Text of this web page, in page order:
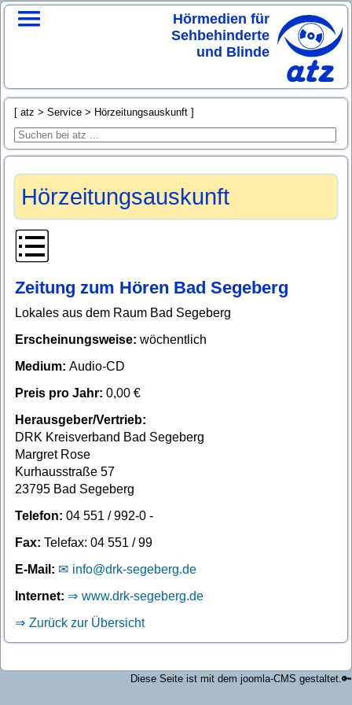
Hörmedien für
Sehbehinderte
und Blinde
atz Service Hörzeitungsauskunft
Hörzeitungsauskunft
Zeitung zum Hören Bad Segeberg
Lokales aus dem Raum Bad Segeberg
Erscheinungsweise: wöchentlich
Medium: Audio-CD
Preis pro Jahr: 0,00 €
Herausgeber/Vertrieb:
DRK Kreisverband Bad Segeberg
Margret Rose
Kurhausstraße 57
23795 Bad Segeberg
Telefon: 04 551 / 992-0 -
Fax: Telefax: 04 551 / 99
E-Mail:
info@drk-segeberg.de
Internet:
www.drk-segeberg.de
Zurück zur Übersicht
🔑
Diese Seite ist mit dem joomla-CMS gestaltet.